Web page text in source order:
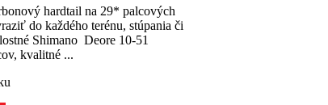
hardtail na 29* palcových
do každého terénu, stúpania či
Shimano Deore 10-51
kvalitné ...